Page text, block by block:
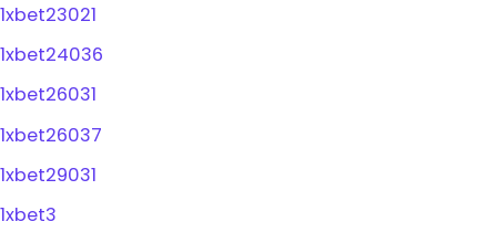
1xbet23021
1xbet24036
1xbet26031
1xbet26037
1xbet29031
1xbet3